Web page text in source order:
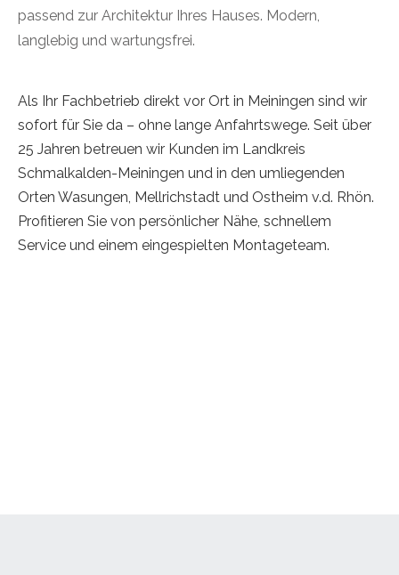
passend zur Architektur Ihres Hauses. Modern,
langlebig und wartungsfrei.
Als Ihr Fachbetrieb direkt vor Ort in Meiningen sind wir
sofort für Sie da – ohne lange Anfahrtswege. Seit über
25 Jahren betreuen wir Kunden im Landkreis
Schmalkalden-Meiningen und in den umliegenden
Orten Wasungen, Mellrichstadt und Ostheim v.d. Rhön.
Profitieren Sie von persönlicher Nähe, schnellem
Service und einem eingespielten Montageteam.